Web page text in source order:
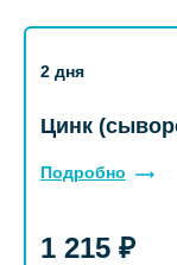
2 дня
Цинк
Подробно
1 215 ₽